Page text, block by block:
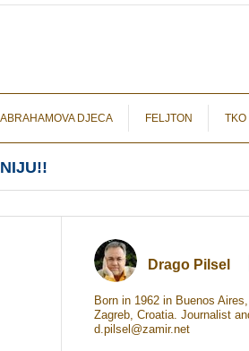
ABRAHAMOVA DJECA FELJTON TKO
Drago Pilsel
Born in 1962 in Buenos
Zagreb, Croatia. Journalist
d.pilsel@zamir.net